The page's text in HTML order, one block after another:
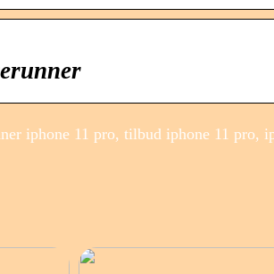
iphone 11 pro, tilbud iphone 11 pro,